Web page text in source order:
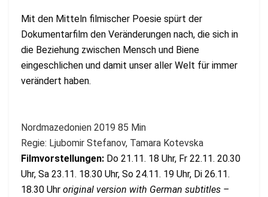
Mit den Mitteln filmischer Poesie spürt der
Dokumentarfilm den Veränderungen nach, die sich in
die Beziehung zwischen Mensch und Biene
eingeschlichen und damit unser aller Welt für immer
verändert haben.
Nordmazedonien 2019 85 Min
Regie: Ljubomir Stefanov, Tamara Kotevska
Filmvorstellungen: Do 21.11. 18 Uhr, Fr 22.11. 20.30
Uhr, Sa 23.11. 18.30 Uhr, So 24.11. 19 Uhr, Di 26.11.
18.30 Uhr original version with German subtitles –